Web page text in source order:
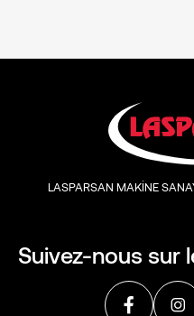
Suivez-nous sur
LASPARSAN MAKİNE